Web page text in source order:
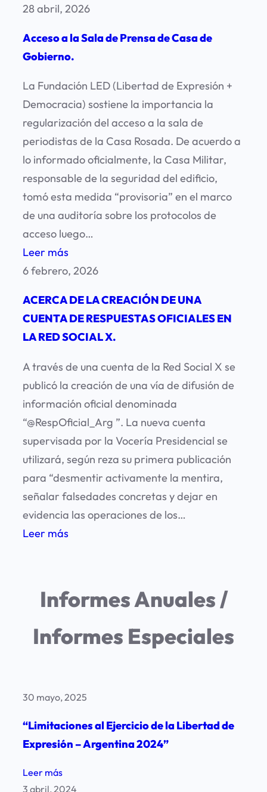
Día
Periodista
Argentino
–
2026
28 abril, 2026
Acceso a la Sala de Prensa de Casa de
Gobierno.
La Fundación LED (Libertad de Expresión +
Democracia) sostiene la importancia la
regularización del acceso a la sala de
periodistas de la Casa Rosada. De acuerdo a
lo informado oficialmente, la Casa Militar,
responsable de la seguridad del edificio,
tomó esta medida “provisoria” en el marco
de una auditoría sobre los protocolos de
acceso luego…
Leer más:
Acceso
la
Sala
de
Prensa
de
Casa
de
Gobierno.
6 febrero, 2026
ACERCA DE LA CREACIÓN DE UNA
CUENTA DE RESPUESTAS OFICIALES EN
LA RED SOCIAL X.
A través de una cuenta de la Red Social X se
publicó la creación de una vía de difusión de
información oficial denominada
“@RespOficial_Arg ”. La nueva cuenta
supervisada por la Vocería Presidencial se
utilizará, según reza su primera publicación
para “desmentir activamente la mentira,
señalar falsedades concretas y dejar en
evidencia las operaciones de los…
Leer más:
LA
CREACIÓN
UNA
RESPUESTAS
OFICIALES
Informes Anuales /
Informes Especiales
30 mayo, 2025
“Limitaciones al Ejercicio de la Libertad de
Expresión – Argentina 2024”
Leer más:
“Limitaciones
3 abril, 2024